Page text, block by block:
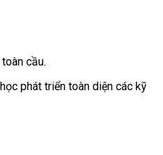
cầu.
phát triển toàn diện các kỹ